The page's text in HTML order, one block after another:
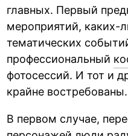
главных. Первый
мероприятий, каких-
тематических
профессиональный
фотосессий. И тот и
крайне востребованы.
В первом случае,